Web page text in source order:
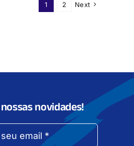
1 2 Next
novidades!